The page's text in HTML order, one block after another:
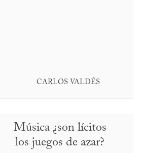
CARLOS VALDÉS
Música ¿son lícitos
los juegos de azar?